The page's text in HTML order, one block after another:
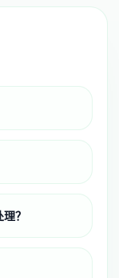
？